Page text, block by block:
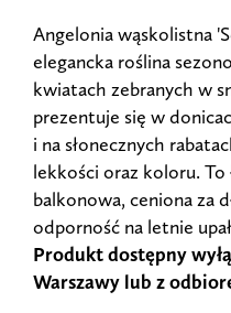
Angelonia wąskolistna
elegancka roślina
kwiatach zebranych w
prezentuje się w
i na słonecznych
lekkości oraz koloru.
balkonowa, ceniona za
odporność na letnie
Produkt dostępny
Warszawy lub z